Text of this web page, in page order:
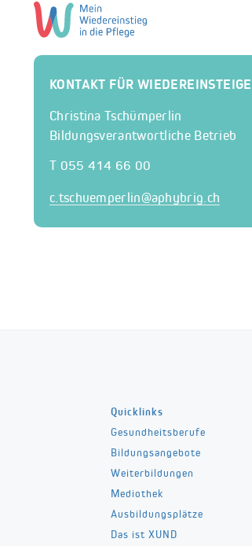
KONTAKT FÜR
Christina Tschümperlin
Bildungsverantwortliche Betrieb
T 055 414 66 00
c.tschuemperlin@aphybrig.ch
Quicklinks
Gesundheitsberufe
Bildungsangebote
Weiterbildungen
Mediothek
Ausbildungsplätze
Das ist XUND